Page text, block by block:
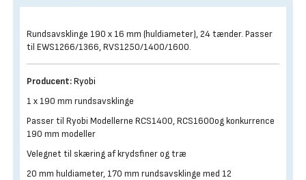
Rundsavsklinge 190 x 16 mm (huldiameter), 24 tænder. Passer
til EWS1266/1366, RVS1250/1400/1600.
Producent:Ryobi
1 x 190 mm rundsavsklinge
Passer til Ryobi Modellerne RCS1400, RCS1600og konkurrence
190 mm modeller
Velegnet til skæring af krydsfiner og træ
20 mm huldiameter, 170 mm rundsavsklinge med 12